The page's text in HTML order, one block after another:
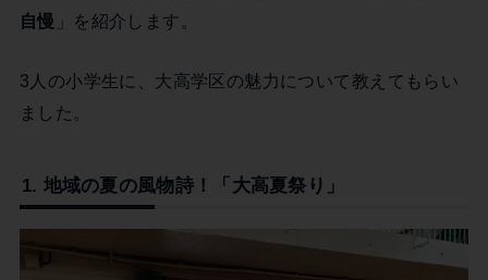
自慢 」を紹介します。
3人の小学生に、大高学区の魅力について教えてもらい
ました。
1. 地域の夏の風物詩！「大高夏祭り」